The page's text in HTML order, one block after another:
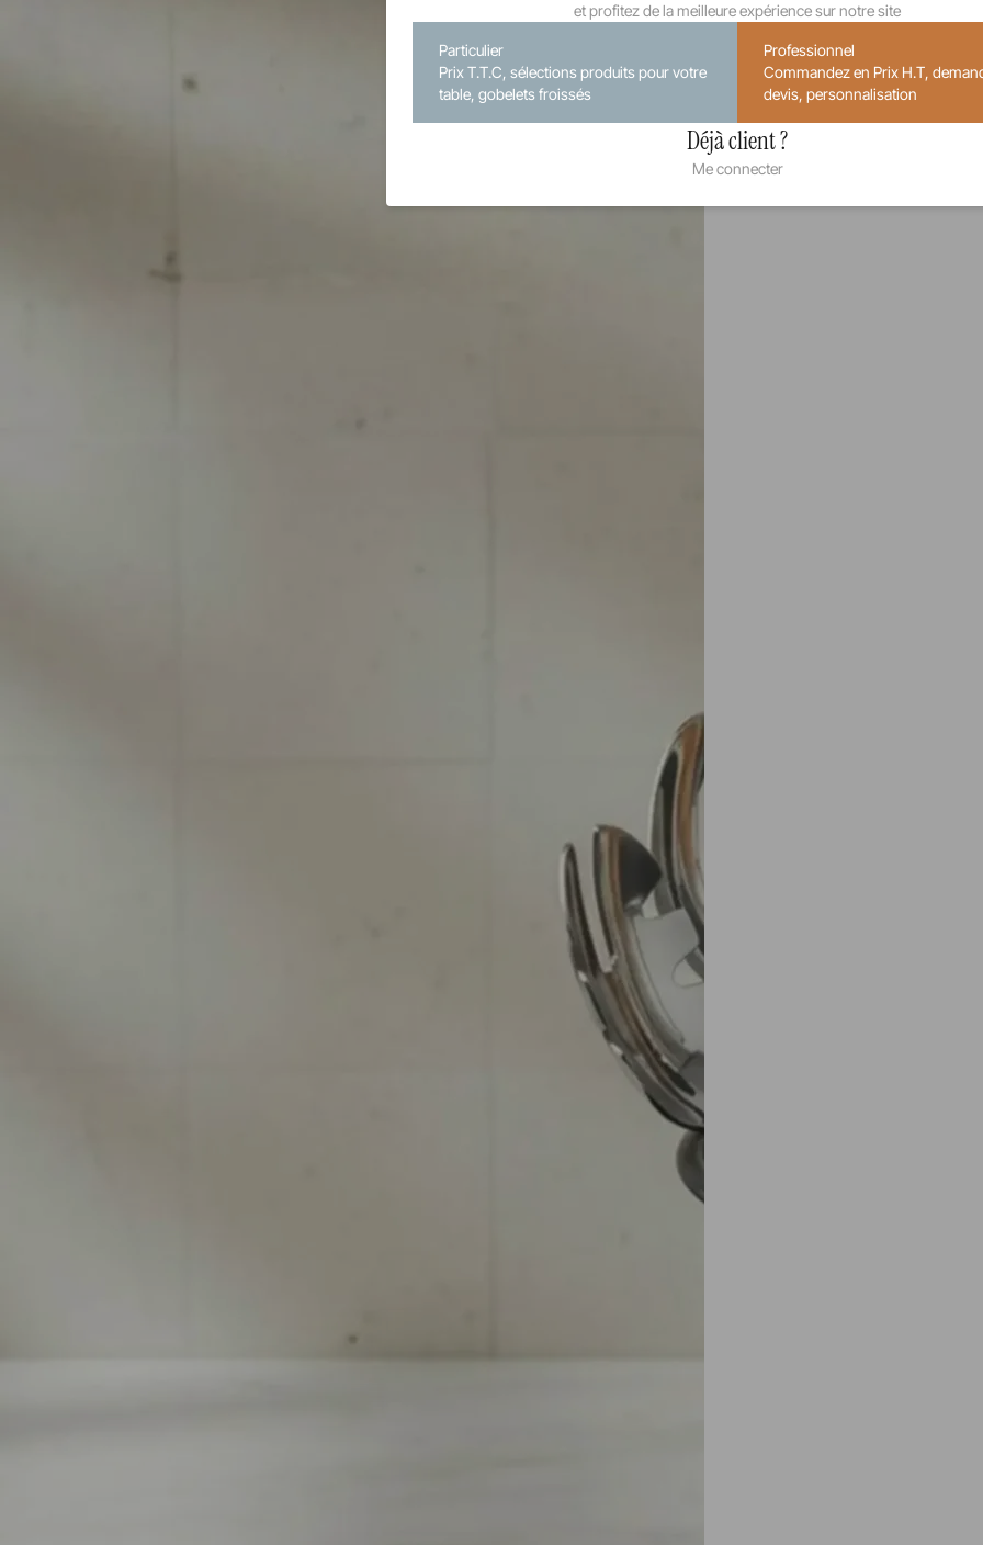
et profitez de la meilleure expérience sur notre site
Particulier
Prix T.T.C, sélections produits pour votre
table, gobelets froissés
Professionnel
Commandez en Prix H.T,
devis, personnalisation
Déjà client ?
Me connecter